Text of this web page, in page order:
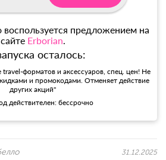
воспользуется предложением на
сайте Erborian
осталось:
форматов и аксессуаров, спец. цен! Не
и промокодами. Отменяет действие
других акций"
действителен: бессрочно
31.12.2025